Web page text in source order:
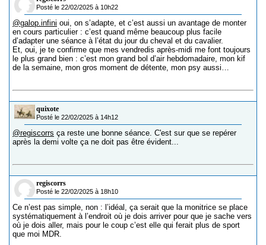
Posté le 22/02/2025 à 10h22
@galop.infini oui, on s’adapte, et c’est aussi un avantage de monter
en cours particulier : c’est quand même beaucoup plus facile
d’adapter une séance à l’état du jour du cheval et du cavalier.
Et, oui, je te confirme que mes vendredis après-midi me font toujours
le plus grand bien : c’est mon grand bol d’air hebdomadaire, mon kif
de la semaine, mon gros moment de détente, mon psy aussi…
quixote
Posté le 22/02/2025 à 14h12
@regiscorrs ça reste une bonne séance. C'est sur que se repérer
après la demi volte ça ne doit pas être évident...
regiscorrs
Posté le 22/02/2025 à 18h10
Ce n’est pas simple, non : l’idéal, ça serait que la monitrice se place
systématiquement à l’endroit où je dois arriver pour que je sache vers
où je dois aller, mais pour le coup c’est elle qui ferait plus de sport
que moi MDR.